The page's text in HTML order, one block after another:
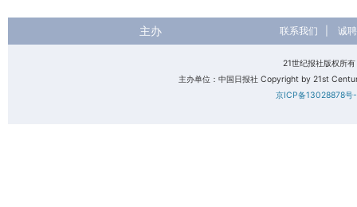
主办 联系我们 诚
21世纪报社版权所
主办单位：中国日报社 Copyright by 21st
京ICP备13028878号